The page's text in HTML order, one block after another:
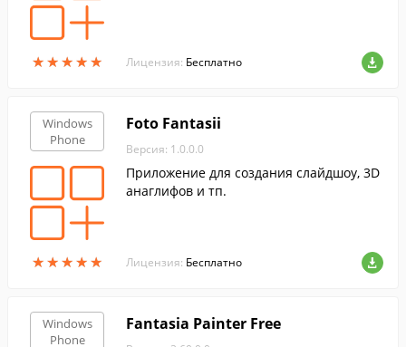
★★★★★
★★★★★ Лицензия: Бесплатно
Windows
Phone
★★★★★
★★★★★
Foto Fantasii
Версия: 1.0.0.0
Приложение для создания слайдшоу, 3D
анаглифов и тп.
Лицензия: Бесплатно
Windows
Phone
Fantasia Painter Free